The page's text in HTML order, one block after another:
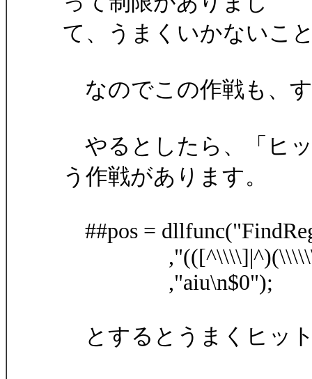
て、うまくいかないこ
なのでこの作戦も、
やるとしたら、「ヒ
う作戦があります。
##pos =
,"aiu\n$0");
とするとうまくヒッ